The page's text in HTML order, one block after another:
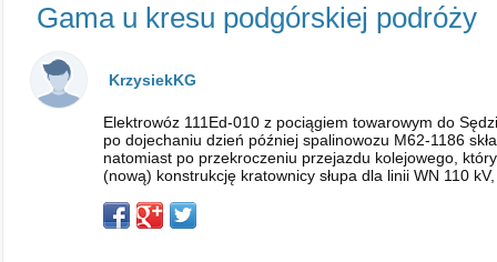
Gama u kresu podgórskiej podróży
KrzysiekKG
Elektrowóz 111Ed-010 z pociągiem towarowym do
po dojechaniu dzień później spalinowozu M62-1186
natomiast po przekroczeniu przejazdu kolejowego,
(nową) konstrukcję kratownicy słupa dla linii WN 110